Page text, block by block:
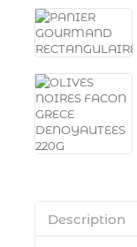
Description